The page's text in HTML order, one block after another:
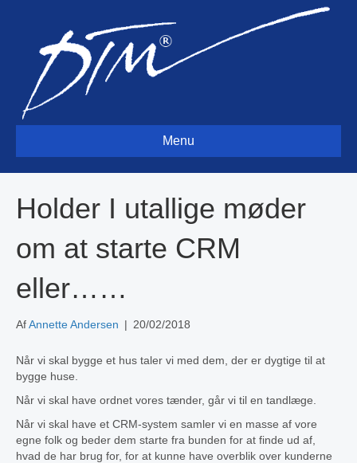
Menu
Holder I utallige møder
om at starte CRM
eller……
AfAnnette Andersen | 20/02/2018
Når vi skal bygge et hus taler vi med dem, der er dygtige til at
bygge huse.
Når vi skal have ordnet vores tænder, går vi til en tandlæge.
Når vi skal have et CRM-system samler vi en masse af vore
egne folk og beder dem starte fra bunden for at finde ud af,
hvad de har brug for, for at kunne have overblik over kunderne